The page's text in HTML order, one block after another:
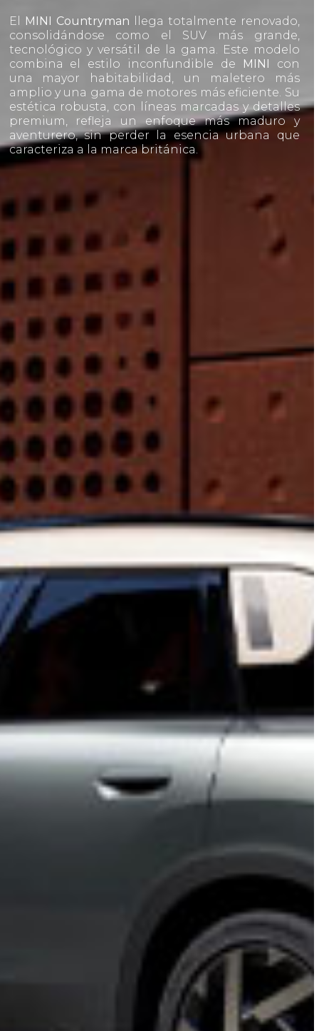
El MINI Countryman
llega totalmente renovado,
consolidándose como el SUV más grande,
tecnológico y versátil de la gama. Este modelo
combina el estilo inconfundible de
MINI con
una mayor habitabilidad, un maletero más
amplio y una gama de motores más eficiente. Su
estética robusta, con líneas marcadas y detalles
premium, refleja un enfoque más maduro y
aventurero, sin perder la esencia urbana que
caracteriza a la marca británica.